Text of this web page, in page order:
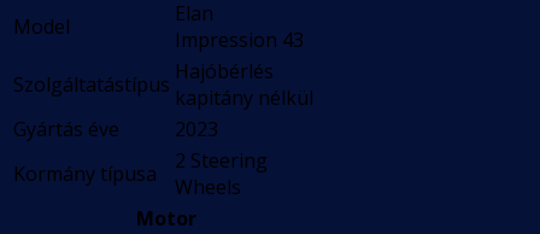
Model
Elan
Impression 43
Szolgáltatástípus Hajóbérlés
kapitány nélkül
Gyártás éve
2023
Kormány típusa
2 Steering
Wheels
Motor